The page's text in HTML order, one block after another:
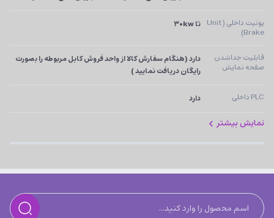
یونیت داخلی (Unit
Brake)
تا ۳۰kw
صفحه نمایش
رایگان دریافت نمایید )
PLC داخلی دارد
نمایش بیشتر